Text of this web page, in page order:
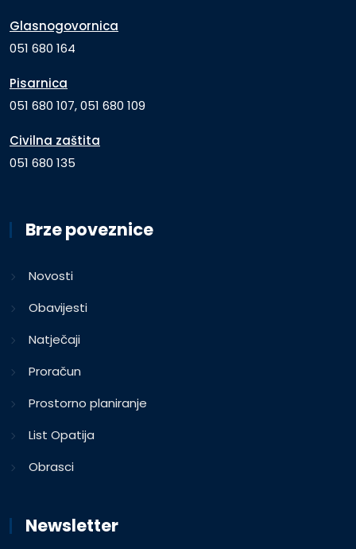
Glasnogovornica
051 680 164
Pisarnica
051 680 107, 051 680 109
Civilna zaštita
051 680 135
Brze poveznice
Novosti
Obavijesti
Natječaji
Proračun
Prostorno planiranje
List Opatija
Obrasci
Newsletter